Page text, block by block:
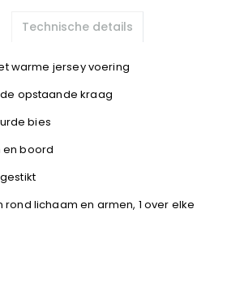
Technische details
warme jersey voering
opstaande kraag
bies
boord
lichaam en armen, 1 over elke